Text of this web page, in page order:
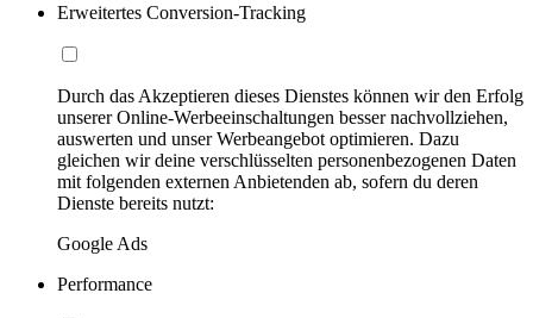
Erweitertes Conversion-Tracking
Durch das Akzeptieren dieses Dienstes können wir den Erfolg
unserer Online-Werbeeinschaltungen besser nachvollziehen,
auswerten und unser Werbeangebot optimieren. Dazu
gleichen wir deine verschlüsselten personenbezogenen Daten
mit folgenden externen Anbietenden ab, sofern du deren
Dienste bereits nutzt:
Google Ads
Performance